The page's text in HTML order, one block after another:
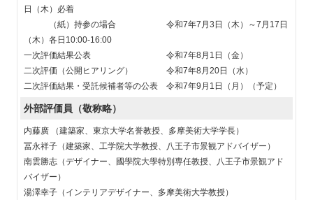
日（木）必着
（紙）持参の場合 令和7年7月3日（木）～7月17日
（木）各日10:00-16:00
一次評価結果公表 令和7年8月1日（金）
二次評価（公開ヒアリング） 令和7年8月20日（水）
二次評価結果・受託候補者等の公表 令和7年9月1日（月）（予定）
外部評価員（敬称略）
内藤廣 （建築家、東京大学名誉教授、多摩美術大学学長）
冨永祥子（建築家、工学院大学教授、八王子市景観アドバイザー）
南雲勝志（デザイナー、國學院大學特別専任教授、八王子市景観アド
バイザー）
湯澤幸子（インテリアデザイナー、多摩美術大学教授）